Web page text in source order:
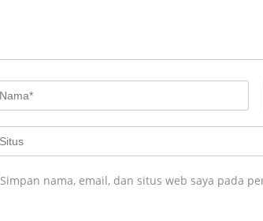
Simpan nama, email, dan situs web saya pada